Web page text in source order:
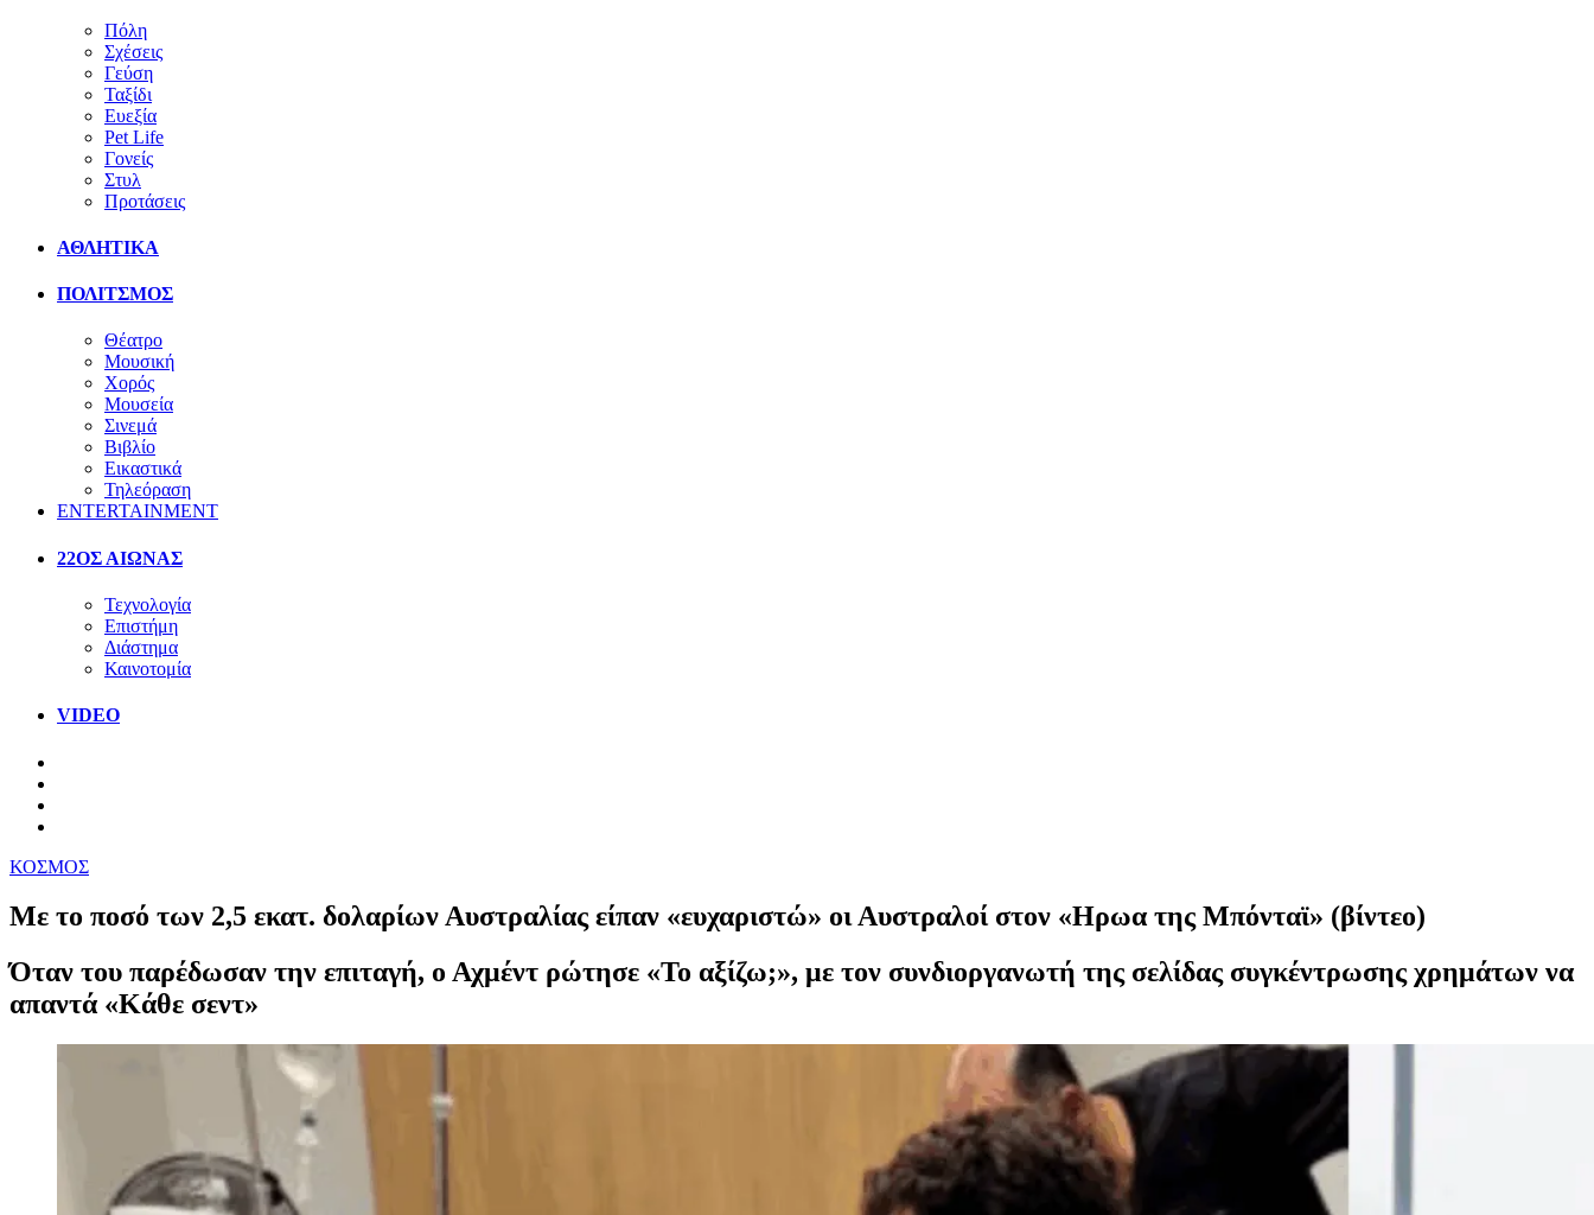
Πόλη
Σχέσεις
Γεύση
Ταξίδι
Ευεξία
Pet Life
Γονείς
Στυλ
Προτάσεις
ΑΘΛΗΤΙΚΑ
ΠΟΛΙΤΣΜΟΣ
Θέατρο
Μουσική
Χορός
Μουσεία
Σινεμά
Βιβλίο
Εικαστικά
Τηλεόραση
ENTERTAINMENT
22ΟΣ ΑΙΩΝΑΣ
Τεχνολογία
Επιστήμη
Διάστημα
Καινοτομία
VIDEO
ΚΟΣΜΟΣ
Με το ποσό των 2,5 εκατ. δολαρίων Αυστραλίας είπαν «ευχαριστώ» οι Αυστραλοί στον «Ηρωα της Μπόνταϊ» (βίντεο)
Όταν του παρέδωσαν την επιταγή, ο Αχμέντ ρώτησε «Το αξίζω;», με τον συνδιοργανωτή της σελίδας συγκέντρωσης χρημάτων να
απαντά «Κάθε σεντ»